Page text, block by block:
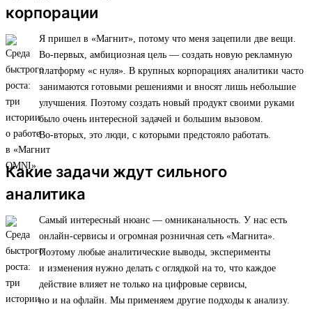
корпорации
Я пришел в «Магнит», потому что меня зацепили две вещи.
Во-первых, амбициозная цель — создать новую рекламную
платформу «с нуля». В крупных корпорациях аналитики часто
занимаются готовыми решениями и вносят лишь небольшие
улучшения. Поэтому создать новый продукт своими руками
было очень интересной задачей и большим вызовом.
Во-вторых, это люди, с которыми предстояло работать.
Какие задачи ждут сильного
аналитика
Самый интересный нюанс — омниканальность. У нас есть
онлайн-сервисы и огромная розничная сеть «Магнита».
Поэтому любые аналитические выводы, эксперименты
и изменения нужно делать с оглядкой на то, что каждое
действие влияет не только на цифровые сервисы,
но и на офлайн. Мы применяем другие подходы к анализу.